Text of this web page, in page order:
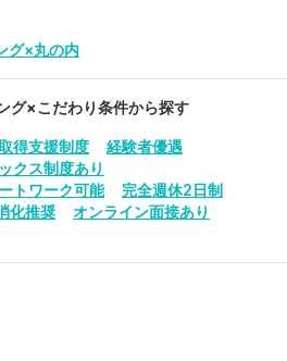
グ×丸の内
グ×こだわり条件から探す
得支援制度
経験者優遇
クス制度あり
トワーク可能
完全週休2日制
化推奨
オンライン面接あり